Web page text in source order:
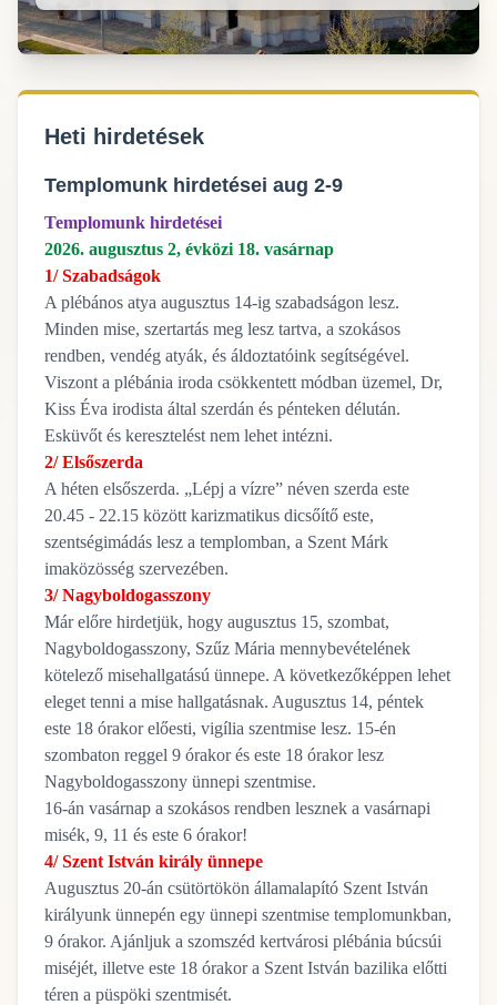
Heti hirdetések
Templomunk hirdetései aug 2-9
Templomunk hirdetései
2026. augusztus 2, évközi 18. vasárnap
1/ Szabadságok
A plébános atya augusztus 14-ig szabadságon lesz.
Minden mise, szertartás meg lesz tartva, a szokásos
rendben, vendég atyák, és áldoztatóink segítségével.
Viszont a plébánia iroda csökkentett módban üzemel, Dr,
Kiss Éva irodista által szerdán és pénteken délután.
Esküvőt és keresztelést nem lehet intézni.
2/ Elsőszerda
A héten elsőszerda. „Lépj a vízre” néven szerda este
20.45 - 22.15 között karizmatikus dicsőítő este,
szentségimádás lesz a templomban, a Szent Márk
imaközösség szervezében.
3/ Nagyboldogasszony
Már előre hirdetjük, hogy augusztus 15, szombat,
Nagyboldogasszony, Szűz Mária mennybevételének
kötelező misehallgatású ünnepe. A következőképpen lehet
eleget tenni a mise hallgatásnak. Augusztus 14, péntek
este 18 órakor előesti, vigília szentmise lesz. 15-én
szombaton reggel 9 órakor és este 18 órakor lesz
Nagyboldogasszony ünnepi szentmise.
16-án vasárnap a szokásos rendben lesznek a vasárnapi
misék, 9, 11 és este 6 órakor!
4/ Szent István király ünnepe
Augusztus 20-án csütörtökön államalapító Szent István
királyunk ünnepén egy ünnepi szentmise templomunkban,
9 órakor. Ajánljuk a szomszéd kertvárosi plébánia búcsúi
miséjét, illetve este 18 órakor a Szent István bazilika előtti
téren a püspöki szentmisét.